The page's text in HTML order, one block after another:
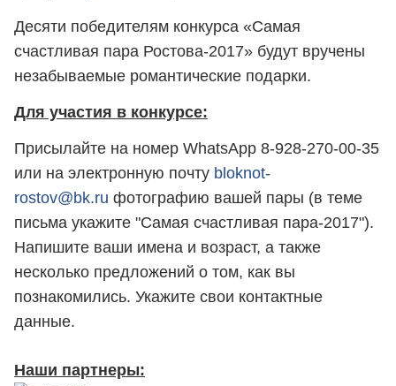
Десяти победителям конкурса «Самая
счастливая пара Ростова-2017» будут вручены
незабываемые романтические подарки.
Для участия в конкурсе:
Присылайте на номер WhatsApp 8-928-270-00-35
или на электронную почту bloknot-
rostov@bk.ru фотографию вашей пары (в теме
письма укажите "Самая счастливая пара-2017").
Напишите ваши имена и возраст, а также
несколько предложений о том, как вы
познакомились. Укажите свои контактные
данные.
Наши партнеры: